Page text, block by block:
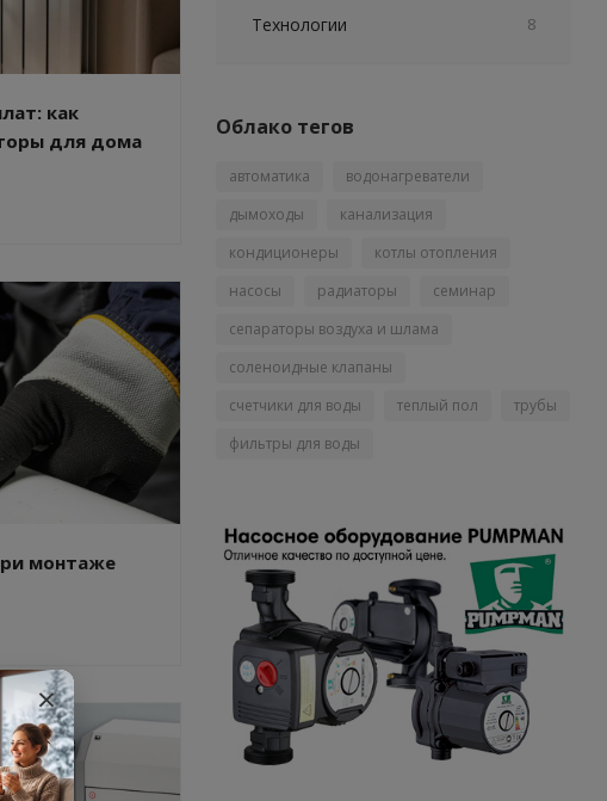
как
для дома
монтаже
Технологии 8
Облако тегов
автоматика
водонагреватели
дымоходы
канализация
кондиционеры
котлы отопления
насосы
радиаторы
семинар
сепараторы воздуха и шлама
соленоидные клапаны
счетчики для воды
теплый пол
трубы
фильтры для воды
×